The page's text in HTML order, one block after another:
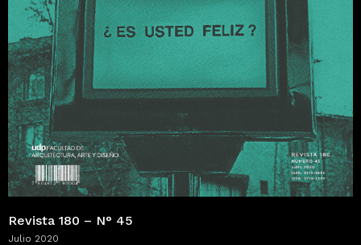
Revista 180 – N° 45
Julio 2020